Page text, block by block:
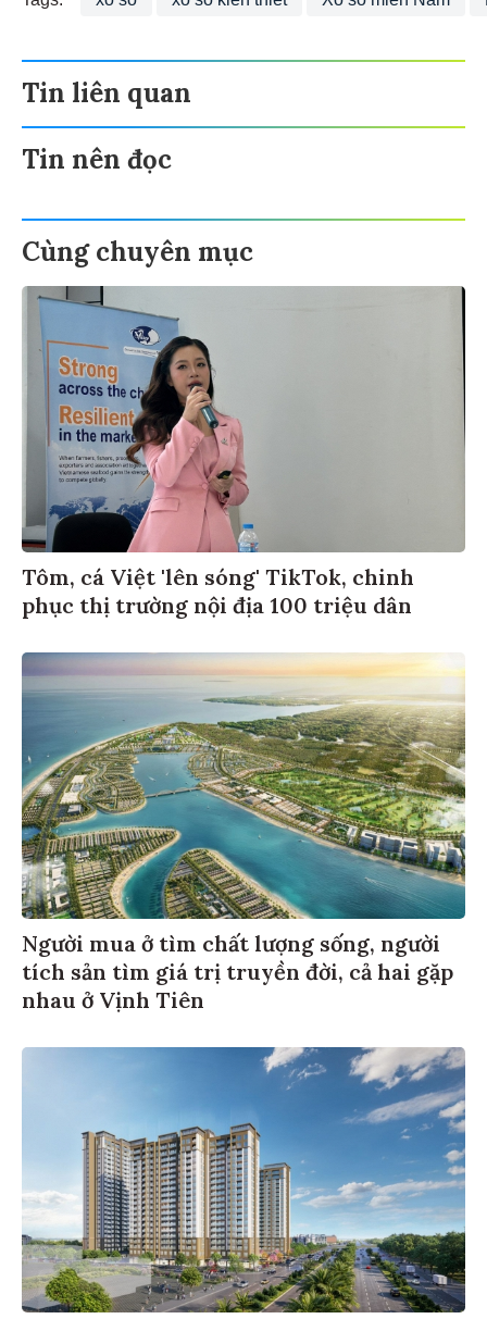
Tin liên quan
Tin nên đọc
Cùng chuyên mục
Tôm, cá Việt 'lên sóng' TikTok, chinh
phục thị trường nội địa 100 triệu dân
Người mua ở tìm chất lượng sống, người
tích sản tìm giá trị truyền đời, cả hai gặp
nhau ở Vịnh Tiên